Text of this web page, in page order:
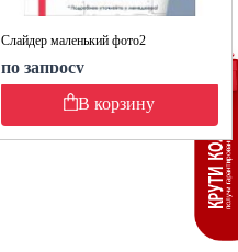
Слайдер маленький фото2
по запросу
В корзину